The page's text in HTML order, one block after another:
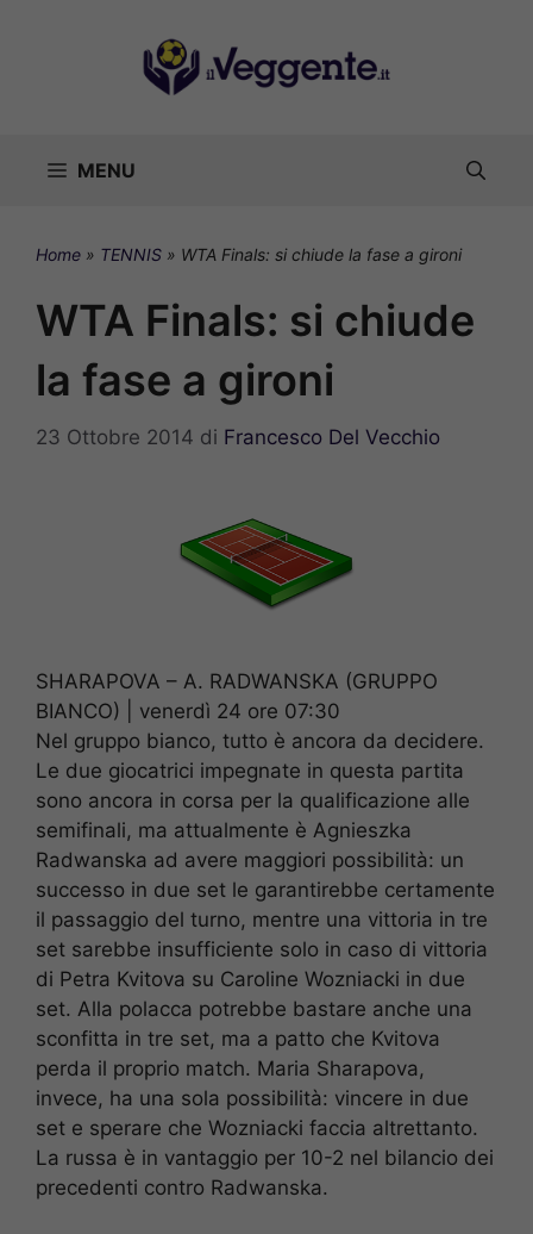
MENU
Home » TENNIS » WTA Finals: si chiude la fase a gironi
WTA Finals: si chiude
la fase a gironi
23 Ottobre 2014 di Francesco Del Vecchio
SHARAPOVA – A. RADWANSKA (GRUPPO
BIANCO) | venerdì 24 ore 07:30
Nel gruppo bianco, tutto è ancora da decidere.
Le due giocatrici impegnate in questa partita
sono ancora in corsa per la qualificazione alle
semifinali, ma attualmente è Agnieszka
Radwanska ad avere maggiori possibilità: un
successo in due set le garantirebbe certamente
il passaggio del turno, mentre una vittoria in tre
set sarebbe insufficiente solo in caso di vittoria
di Petra Kvitova su Caroline Wozniacki in due
set. Alla polacca potrebbe bastare anche una
sconfitta in tre set, ma a patto che Kvitova
perda il proprio match. Maria Sharapova,
invece, ha una sola possibilità: vincere in due
set e sperare che Wozniacki faccia altrettanto.
La russa è in vantaggio per 10-2 nel bilancio dei
precedenti contro Radwanska.